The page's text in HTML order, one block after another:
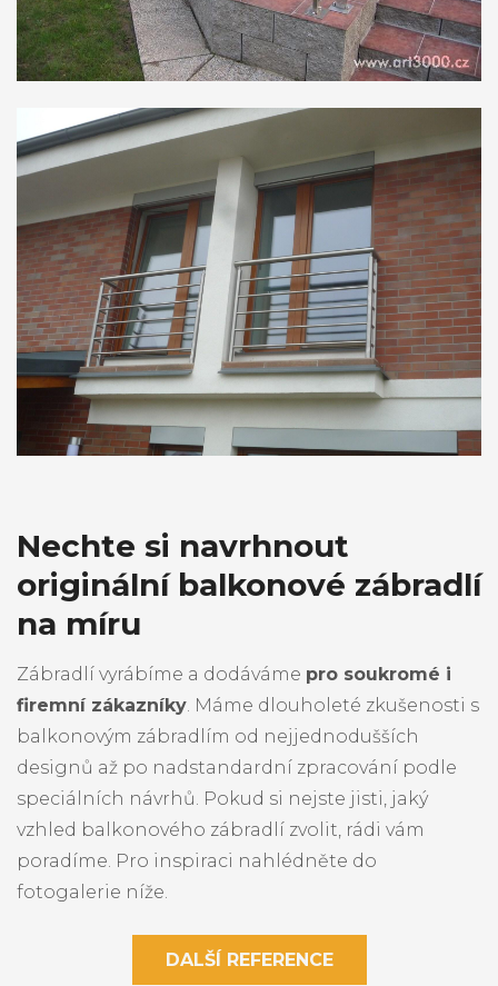
Nechte si navrhnout
originální balkonové zábradlí
na míru
Zábradlí vyrábíme a dodáváme pro soukromé i
firemní zákazníky. Máme dlouholeté zkušenosti s
balkonovým zábradlím od nejjednodušších
designů až po nadstandardní zpracování podle
speciálních návrhů. Pokud si nejste jisti, jaký
vzhled balkonového zábradlí zvolit, rádi vám
poradíme. Pro inspiraci nahlédněte do
fotogalerie níže.
DALŠÍ REFERENCE